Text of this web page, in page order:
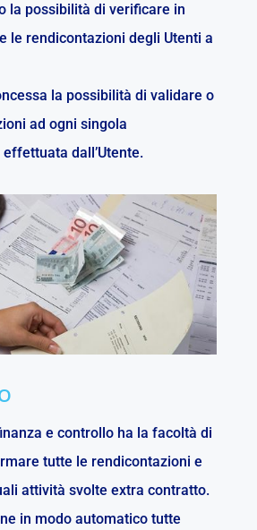
la possibilità di verificare in
le rendicontazioni degli Utenti a
la possibilità di validare o
ad ogni singola
dall’Utente.
e controllo ha la facoltà di
tutte le rendicontazioni e
attività svolte extra contratto.
in modo automatico tutte